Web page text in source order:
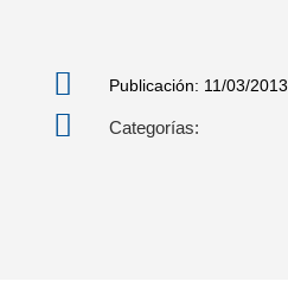
 Publicación: 11/03/2013
 Categorías: